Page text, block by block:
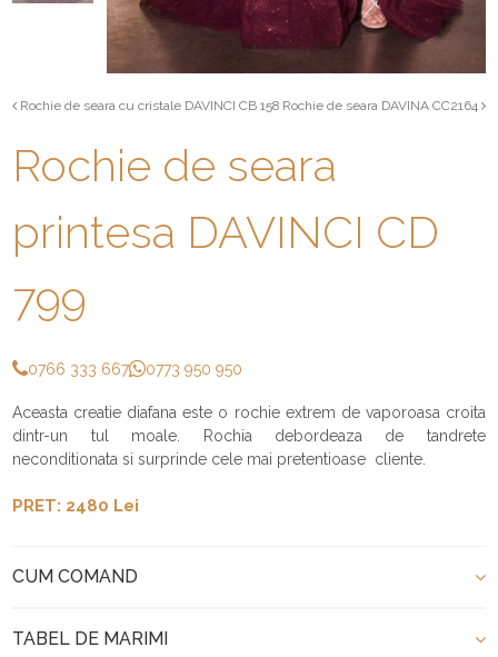
Rochie de seara cu cristale DAVINCI CB 158 Rochie de seara DAVINA CC2164
Rochie de seara
printesa DAVINCI CD
799
0766 333 667 0773 950 950
Aceasta creatie diafana este o rochie extrem de vaporoasa croita
dintr-un tul moale. Rochia debordeaza de tandrete
neconditionata si surprinde cele mai pretentioase cliente.
PRET: 2480 Lei
CUM COMAND
TABEL DE MARIMI